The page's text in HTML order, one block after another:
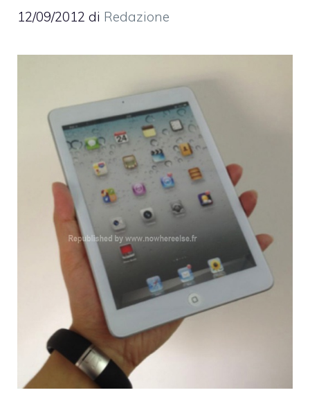
12/09/2012 di Redazione